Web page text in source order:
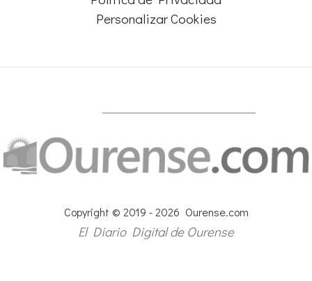
Personalizar Cookies
Copyright © 2019 - 2026 Ourense.com
El Diario Digital de Ourense